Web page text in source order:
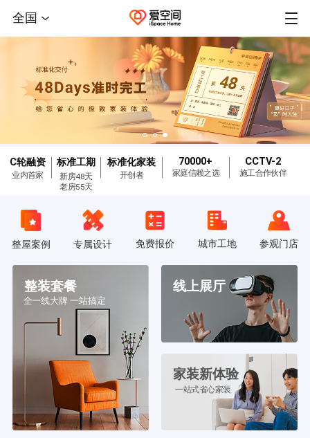
全国
C轮融资
业内首家
标准工期
新房48天
老房55天
标准化家装
开创者
70000+
家庭信赖之选
CCTV-2
施工合作伙伴
整屋案例 专属设计 免费报价 城市工地 参观门店
整装套餐
全一线大牌 一站搞定
线上展厅
家装新体验
一站式省心家装